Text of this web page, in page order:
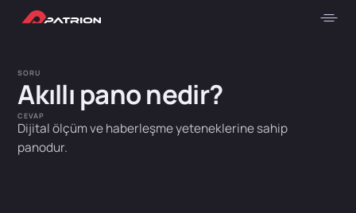
SORU
Akıllı pano nedir?
CEVAP
Dijital ölçüm ve haberleşme yeteneklerine sahip
panodur.